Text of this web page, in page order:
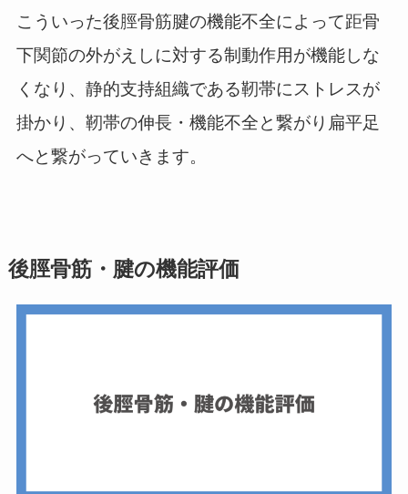
こういった後脛骨筋腱の機能不全によって距骨
下関節の外がえしに対する制動作用が機能しな
くなり、静的支持組織である靭帯にストレスが
掛かり、靭帯の伸長・機能不全と繋がり扁平足
へと繋がっていきます。
後脛骨筋・腱の機能評価